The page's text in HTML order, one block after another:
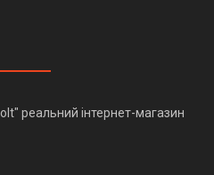
реальний інтернет-магазин